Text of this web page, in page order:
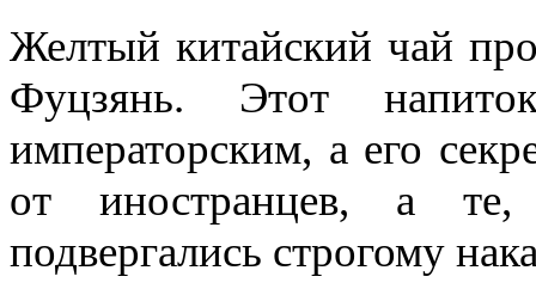
Желтый китайский чай
Фуцзянь. Этот
императорским, а его
от иностранцев, а
подвергались строгому